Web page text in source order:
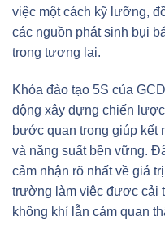
việc một cách kỹ lưỡng,
các nguồn phát sinh bụi
trong tương lai.
Khóa đào tạo 5S của
động xây dựng chiến
bước quan trọng giúp kết
và năng suất bền vững.
cảm nhận rõ nhất về giá
trường làm việc được cải
không khí lẫn cảm quan